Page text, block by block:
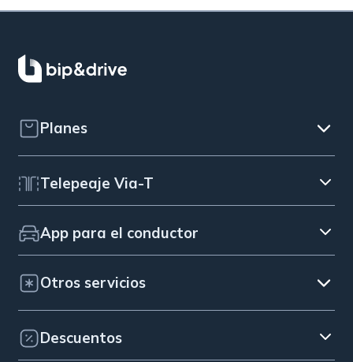
Planes
Telepeaje Via-T
App para el conductor
Otros servicios
Descuentos